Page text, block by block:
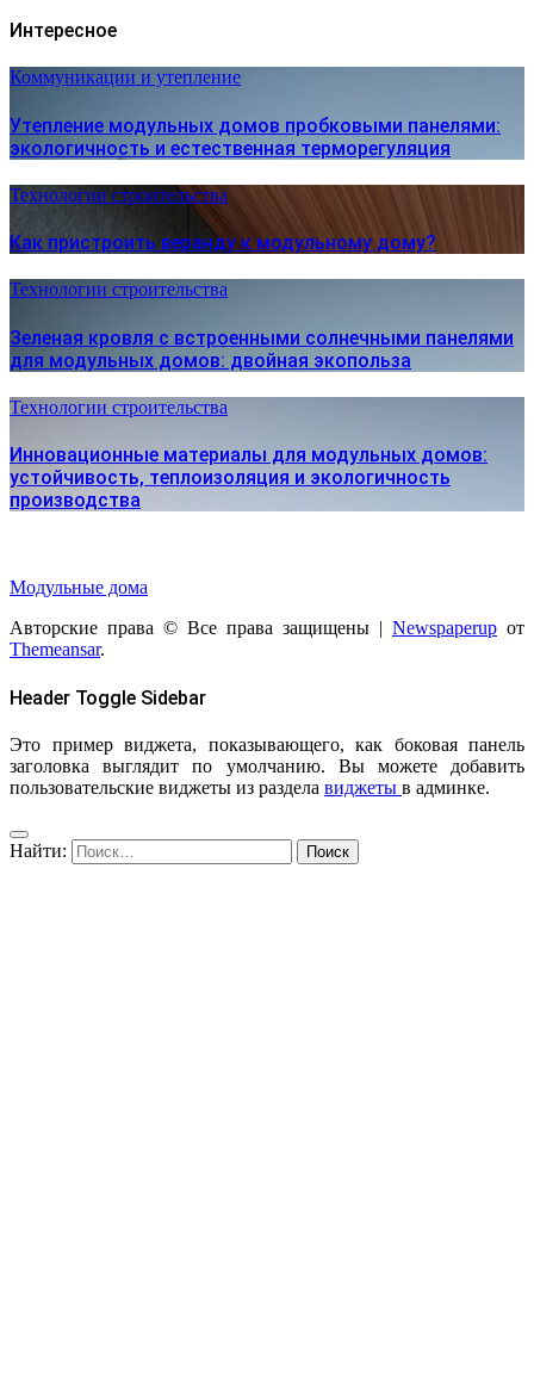
Интересное
Коммуникации и утепление
Утепление модульных домов пробковыми панелями:
экологичность и естественная терморегуляция
Технологии строительства
Как пристроить веранду к модульному дому?
Технологии строительства
Зеленая кровля с встроенными солнечными панелями
для модульных домов: двойная экопольза
Технологии строительства
Инновационные материалы для модульных домов:
устойчивость, теплоизоляция и экологичность
производства
Модульные дома
Авторские права © Все права защищены | Newspaperup от
Themeansar.
Header Toggle Sidebar
Это пример виджета, показывающего, как боковая панель
заголовка выглядит по умолчанию. Вы можете добавить
пользовательские виджеты из раздела виджеты в админке.
Найти: